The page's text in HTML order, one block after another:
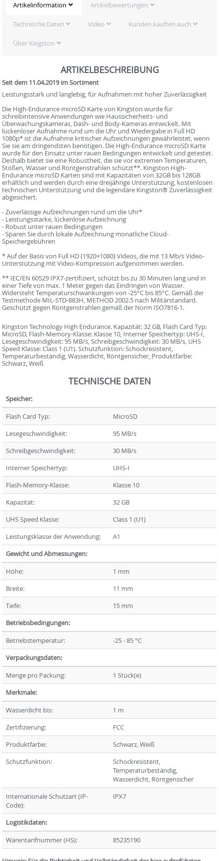
Artikelinformation Artikelbewertungen
Technische Daten Video Kunden kauften auch
Über Kingston
ARTIKELBESCHREIBUNG
Seit dem 11.04.2019 im Sortiment
Leistungsstark und langlebig, für Aufnahmen mit hoher Zuverlässigkeit
Die High-Endurance microSD Karte von Kingston wurde für
schreibintensive Anwendungen wie Haussicherheits- und
Überwachungskameras, Dash- und Body-Kameras entwickelt. Mit
lückenloser Aufnahme rund um die Uhr und Wiedergabe in Full HD
1080p* ist die Aufnahme kritischer Aufzeichnungen gewährleistet, wenn
Sie sie am dringendsten benötigen. Die High-Endurance microSD Karte
wurde für den Einsatz unter rauen Bedingungen entwickelt und getestet.
Deshalb bietet sie eine Robustheit, die sie vor extremen Temperaturen,
Stößen, Wasser und Röntgenstrahlen schützt**. Kingston High-
Endurance microSD Karten sind mit Kapazitäten von 32GB bis 128GB
erhältlich und werden durch eine dreijährige Unterstützung, kostenlosen
technischen Unterstützung und die legendäre Kingston® Zuverlässigkeit
abgesichert.
- Zuverlässige Aufzeichnungen rund um die Uhr*
- Leistungsstarke, lückenlose Aufzeichnung
- Robust unter rauen Bedingungen
- Sparen Sie durch lokale Aufzeichnung monatliche Cloud-
Speichergebühren
* Auf der Basis von Full HD (1920×1080) Videos, die mit 13 Mb/s Video-
Unterstützung mit Video-Kompression aufgenommen werden.
** IEC/EN 60529 IPX7-zertifiziert, schützt bis zu 30 Minuten lang und in
einer Tiefe von max. 1 Meter gegen das Eindringen von Wasser.
Widersteht Temperaturschwankungen von -25°C bis 85°C. Gemäß der
Testmethode MIL-STD-883H, METHOD 2002.5 nach Militärstandard.
Geschützt gegen Röntgenstrahlen gemäß der Norm ISO7816-1.
Kingston Technology High Endurance. Kapazität: 32 GB, Flash Card Typ:
MicroSD, Flash-Memory-Klasse: Klasse 10, Interner Speichertyp: UHS-I,
Lesegeschwindigkeit: 95 MB/s, Schreibgeschwindigkeit: 30 MB/s, UHS
Speed Klasse: Class 1 (U1). Schutzfunktion: Schockresistent,
Temperaturbeständig, Wasserdicht, Röntgensicher, Produktfarbe:
Schwarz, Weiß
TECHNISCHE DATEN
Speicher:
Flash Card Typ:
MicroSD
Lesegeschwindigkeit:
95 MB/s
Schreibgeschwindigkeit:
30 MB/s
Interner Speichertyp:
UHS-I
Flash-Memory-Klasse:
Klasse 10
Kapazität:
32 GB
UHS Speed Klasse:
Class 1 (U1)
Leistungsklasse der Anwendung:
A1
Gewicht und Abmessungen:
Höhe:
1 mm
Breite:
11 mm
Tiefe:
15 mm
Betriebsbedingungen:
Betriebstemperatur:
-25 - 85 °C
Verpackungsdaten:
Menge pro Packung:
1 Stück(e)
Merkmale:
Wasserdicht bis:
1 m
Zertifizierung:
FCC
Produktfarbe:
Schwarz, Weiß
Schutzfunktion:
Schockresistent,
Temperaturbeständig,
Wasserdicht, Röntgensicher
Internationale Schutzart (IP-
Code):
IPX7
Logistikdaten:
Warentarifnummer (HS):
85235190